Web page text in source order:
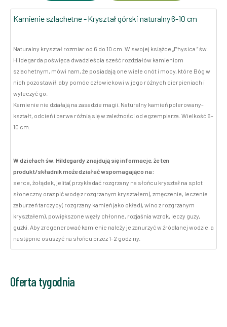
Kamienie szlachetne - Kryształ górski naturalny 6-10 cm
Naturalny kryształ rozmiar od 6 do 10 cm. W swojej książce „Physica ” św.
Hildegarda poświęca dwadzieścia sześć rozdziałów kamieniom
szlachetnym, mówi nam, że posiadają one wiele cnót i mocy, które Bóg w
nich pozostawił, aby pomóc człowiekowi w jego różnych cierpieniach i
wyleczyć go.
Kamienie nie działają na zasadzie magii. Naturalny kamień polerowany-
kształt, odcień i barwa różnią się w zależności od egzemplarza. Wielkość 6-
10 cm.
W dziełach św. Hildegardy znajdują się informacje, że ten
produkt/składnik może działać wspomagająco na:
serce, żołądek, jelita( przykładać rozgrzany na słońcu kryształ na splot
słoneczny oraz pić wodę z rozgrzanym kryształem), zmęczenie, leczenie
zaburzeń tarczycy( rozgrzany kamień jako okład), wino z rozgrzanym
kryształem), powiększone węzły chłonne, rozjaśnia wzrok, leczy guzy,
guzki. Aby zregenerować kamienie należy je zanurzyć w źródlanej wodzie, a
następnie osuszyć na słońcu przez 1-2 godziny.
Oferta tygodnia